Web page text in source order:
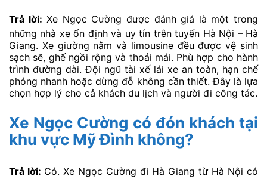
Trả lời: Xe Ngọc Cường được đánh giá là một trong
những nhà xe ổn định và uy tín trên tuyến Hà Nội – Hà
Giang. Xe giường nằm và limousine đều được vệ sinh
sạch sẽ, ghế ngồi rộng và thoải mái. Phù hợp cho hành
trình đường dài. Đội ngũ tài xế lái xe an toàn, hạn chế
phóng nhanh hoặc dừng đỗ không cần thiết. Đây là lựa
chọn hợp lý cho cả khách du lịch và người đi công tác.
Xe Ngọc Cường có đón khách tại
khu vực Mỹ Đình không?
Trả lời: Có. Xe Ngọc Cường đi Hà Giang từ Hà Nội có